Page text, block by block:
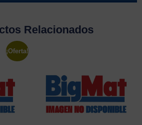
Relacionados
¡Oferta!